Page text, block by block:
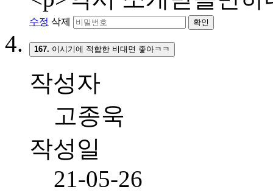
수정 삭제 확인
167. 이시기에 적합한 비대면 좋아ㅋㅋ
작성자
고종욱
작성일
21-05-26